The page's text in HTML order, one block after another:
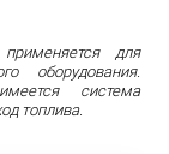
для
оборудования.
система
топлива.